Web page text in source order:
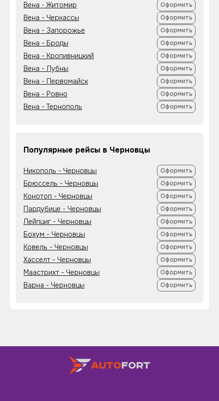
Вена - Житомир Оформить
Вена - Черкассы Оформить
Вена - Запорожье Оформить
Вена - Броды Оформить
Вена - Кропивницкий Оформить
Вена - Лубны Оформить
Вена - Первомайск Оформить
Вена - Ровно Оформить
Вена - Тернополь Оформить
Популярные рейсы в Черновцы
Никополь - Черновцы Оформить
Брюссель - Черновцы Оформить
Конотоп - Черновцы Оформить
Пардубице - Черновцы Оформить
Лейпциг - Черновцы Оформить
Бохум - Черновцы Оформить
Ковель - Черновцы Оформить
Хасселт - Черновцы Оформить
Маастрихт - Черновцы Оформить
Варна - Черновцы Оформить